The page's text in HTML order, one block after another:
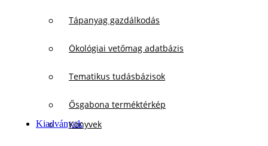
Tápanyag gazdálkodás
Ökológiai vetőmag adatbázis
Tematikus tudásbázisok
Ősgabona terméktérkép
KiadványokKönyvek